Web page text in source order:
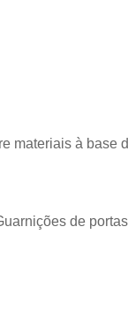
materiais à base
de